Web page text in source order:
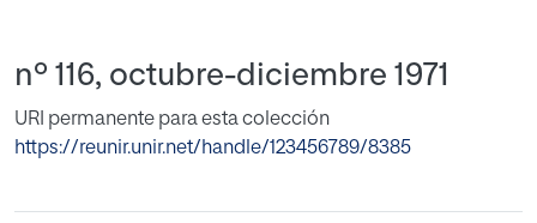
nº 116, octubre-diciembre 1971
URI permanente para esta colección
https://reunir.unir.net/handle/123456789/8385